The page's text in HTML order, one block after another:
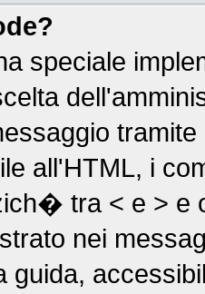
speciale
all'HTML, i
tra < e > e
nei
guida,